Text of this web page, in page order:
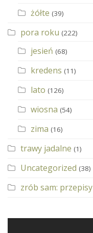
żółte (39)
pora roku (222)
jesień (68)
kredens (11)
lato (126)
wiosna (54)
zima (16)
trawy jadalne (1)
Uncategorized (38)
zrób sam: przepisy